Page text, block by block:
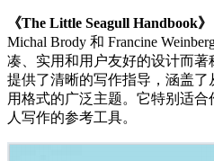
《The Little Seagull Handbook》
Michal Brody 和 Francine
凑、实用和用户友好的设计而
提供了清晰的写作指导，涵盖了
用格式的广泛主题。它特别适
人写作的参考工具。